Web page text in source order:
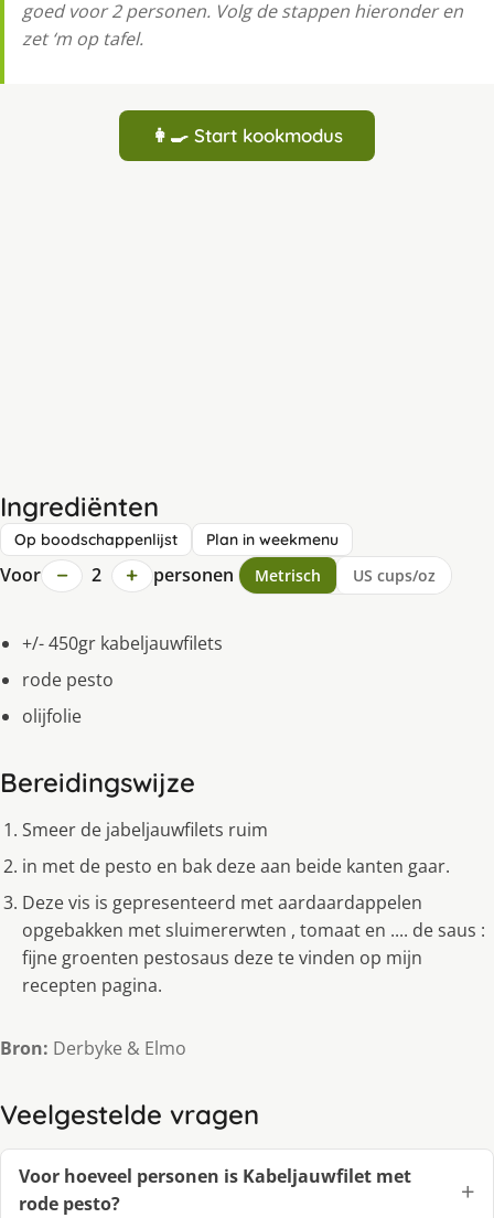
goed voor 2 personen. Volg de stappen hieronder en
zet ‘m op tafel.
👩‍🍳 Start kookmodus
Ingrediënten
Op boodschappenlijst Plan in weekmenu
Voor − 2 + personen Metrisch US cups/oz
+/- 450gr kabeljauwfilets
rode pesto
olijfolie
Bereidingswijze
Smeer de jabeljauwfilets ruim
in met de pesto en bak deze aan beide kanten gaar.
Deze vis is gepresenteerd met aardaardappelen
opgebakken met sluimererwten , tomaat en .... de saus :
fijne groenten pestosaus deze te vinden op mijn
recepten pagina.
Bron: Derbyke & Elmo
Veelgestelde vragen
Voor hoeveel personen is Kabeljauwfilet met
rode pesto?